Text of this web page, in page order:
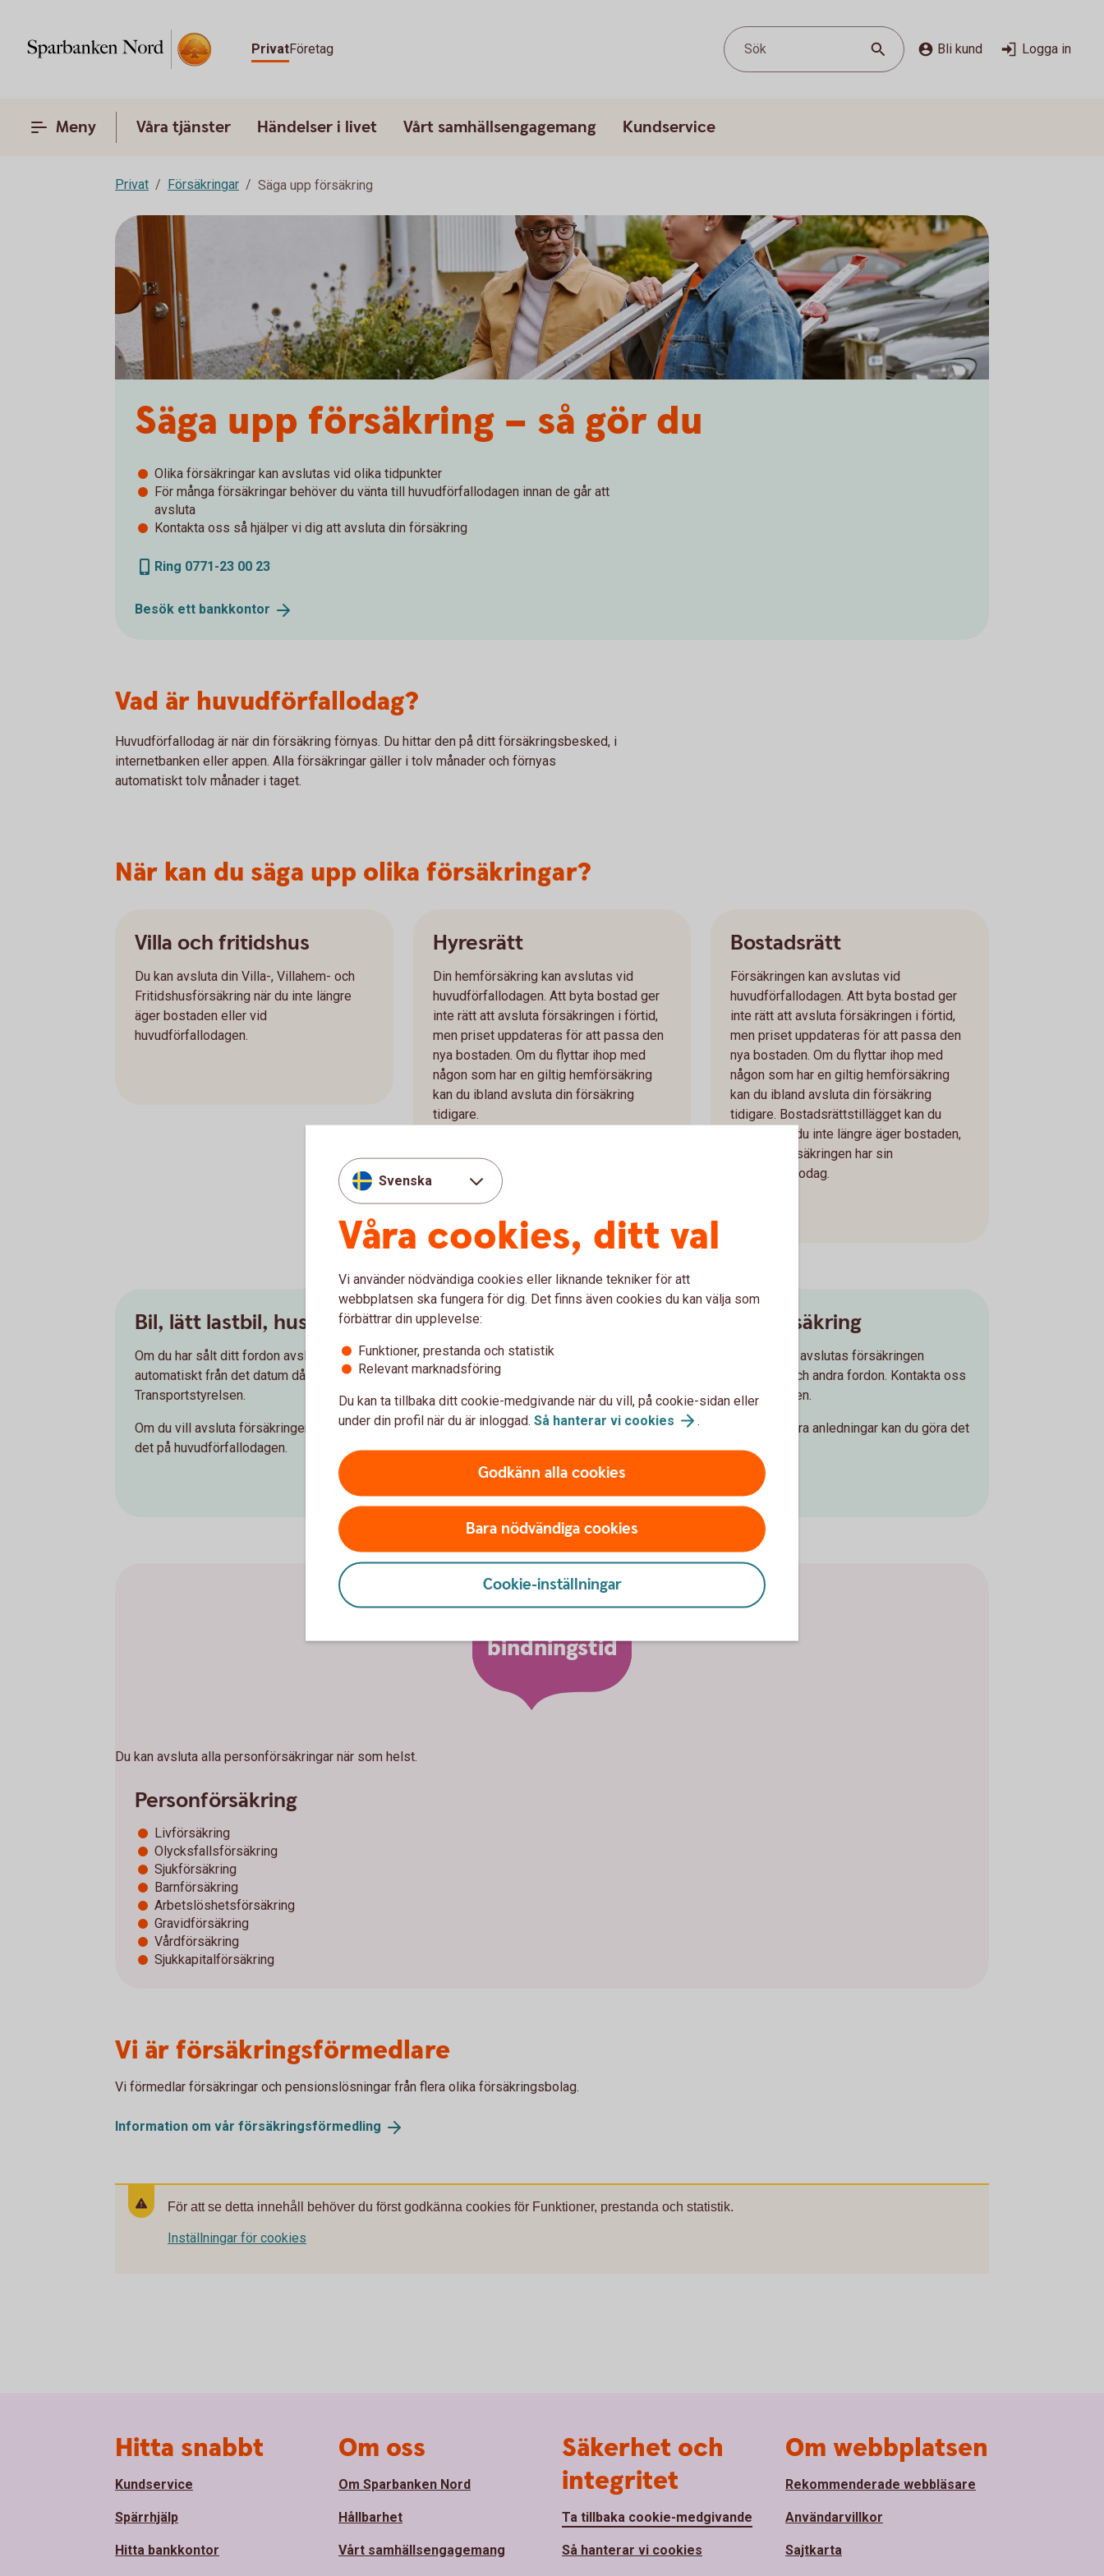
PrivatFöretag Sök Bli kund Logga in
Meny Våra tjänster Händelser i livet Vårt samhällsengagemang Kundservice
Privat Försäkringar Säga upp försäkring
Säga upp försäkring – så gör du
Olika försäkringar kan avslutas vid olika tidpunkter
För många försäkringar behöver du vänta till huvudförfallodagen innan de går att
avsluta
Kontakta oss så hjälper vi dig att avsluta din försäkring
Ring 0771-23 00 23
Besök ett bankkontor
Vad är huvudförfallodag?
Huvudförfallodag är när din försäkring förnyas. Du hittar den på ditt försäkringsbesked, i
internetbanken eller appen. Alla försäkringar gäller i tolv månader och förnyas
automatiskt tolv månader i taget.
När kan du säga upp olika försäkringar?
Villa och fritidshus
Du kan avsluta din Villa-, Villahem- och
Fritidshusförsäkring när du inte längre
äger bostaden eller vid
huvudförfallodagen.
Hyresrätt
Din hemförsäkring kan avslutas vid
huvudförfallodagen. Att byta bostad ger
inte rätt att avsluta försäkringen i förtid,
men priset uppdateras för att passa den
nya bostaden. Om du flyttar ihop med
någon som har en giltig hemförsäkring
kan du ibland avsluta din försäkring
tidigare.
Bostadsrätt
Försäkringen kan avslutas vid
huvudförfallodagen. Att byta bostad ger
inte rätt att avsluta försäkringen i förtid,
men priset uppdateras för att passa den
nya bostaden. Om du flyttar ihop med
någon som har en giltig hemförsäkring
kan du ibland avsluta din försäkring
tidigare. Bostadsrättstillägget kan du
avsluta när du inte längre äger bostaden,
eller när försäkringen har sin
huvudförfallodag.
Bil, lätt lastbil, husbil och snöskoter
Om du har sålt ditt fordon avslutas försäkringen normalt
automatiskt från det datum då ägarbytet registreras hos
Transportstyrelsen.
Om du vill avsluta försäkringen av andra anledningar så kan du göra
det på huvudförfallodagen.
Släp- och husvagnsförsäkring
Om du säljer ett släp eller en husvagn avslutas försäkringen
normalt inte automatiskt som för bil och andra fordon. Kontakta oss
så hjälper vi dig att avsluta försäkringen.
Om du vill avsluta försäkringen av andra anledningar kan du göra det
på huvudförfallodagen.
Personförsäkring
Livförsäkring
Olycksfallsförsäkring
Sjukförsäkring
Barnförsäkring
Arbetslöshetsförsäkring
Gravidförsäkring
Vårdförsäkring
Sjukkapitalförsäkring
bindningstid
Du kan avsluta alla personförsäkringar när som helst.
Vi är försäkringsförmedlare
Vi förmedlar försäkringar och pensionslösningar från flera olika försäkringsbolag.
Information om vår försäkringsförmedling
För att se detta innehåll behöver du först godkänna cookies för Funktioner, prestanda och statistik.
Inställningar för cookies
Svenska
Våra cookies, ditt val
Vi använder nödvändiga cookies eller liknande tekniker för att
webbplatsen ska fungera för dig. Det finns även cookies du kan välja som
förbättrar din upplevelse:
Funktioner, prestanda och statistik
Relevant marknadsföring
Du kan ta tillbaka ditt cookie-medgivande när du vill, på cookie-sidan eller
under din profil när du är inloggad. Så hanterar vi cookies .
Godkänn alla cookies
Bara nödvändiga cookies
Cookie-inställningar
Hitta snabbt
Kundservice
Spärrhjälp
Hitta bankkontor
Om oss
Om Sparbanken Nord
Hållbarhet
Vårt samhällsengagemang
Säkerhet och
integritet
Ta tillbaka cookie-medgivande
Så hanterar vi cookies
Om webbplatsen
Rekommenderade webbläsare
Användarvillkor
Sajtkarta